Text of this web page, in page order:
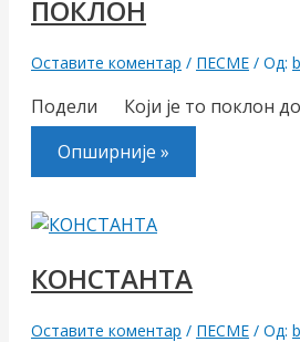
ПОКЛОН
Оставите коментар / ПЕСМЕ / Од:
Подели Који је то поклон
Опширније »
КОНСТАНТА
Оставите коментар / ПЕСМЕ / Од: